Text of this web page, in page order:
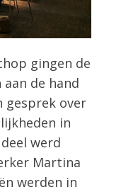
gingen de
de hand
gesprek over
in
werd
Martina
werden in